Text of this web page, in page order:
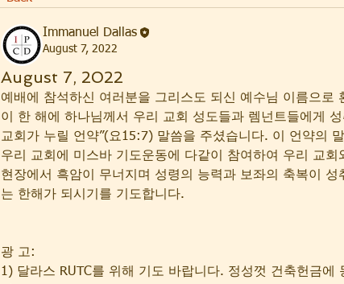
Immanuel Dallas
August 7, 2022
August 7, 2022
예배에 참석하신 여러분을 그리스도 되신 예수님 이름으로
이 한 해에 하나님께서 우리 교회 성도들과 렘넌트들에게 성
교회가 누릴 언약”(요15:7) 말씀을 주셨습니다. 이 언약의
우리 교회에 미스바 기도운동에 다같이 참여하여 우리 교회
현장에서 흑암이 무너지며 성령의 능력과 보좌의 축복이 성
는 한해가 되시기를 기도합니다.
광 고:
1) 달라스 RUTC를 위해 기도 바랍니다. 정성껏 건축헌금에